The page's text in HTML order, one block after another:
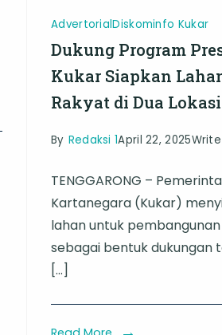
AdvertorialDiskominfo Kukar
Dukung Program
Kukar Siapkan
Rakyat di Dua Lokasi
By Redaksi 1April 22, 2025
TENGGARONG –
Kartanegara (Kukar)
lahan untuk
sebagai bentuk
[…]